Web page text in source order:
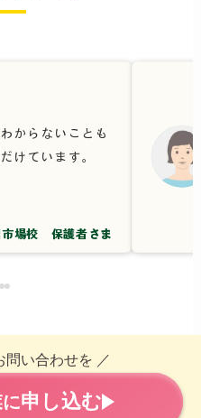
からないことも
けています。
市場校 保護者さま
問い合わせを ／
に申し込む